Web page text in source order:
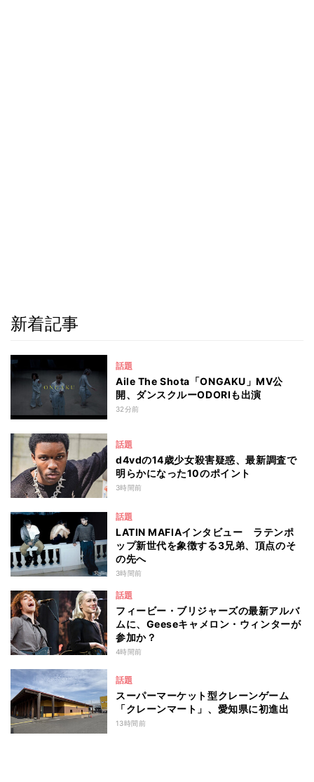
新着記事
話題
Aile The Shota「ONGAKU」MV公
開、ダンスクルーODORIも出演
32分前
話題
d4vdの14歳少女殺害疑惑、最新調査で
明らかになった10のポイント
3時間前
話題
LATIN MAFIAインタビュー ラテンポ
ップ新世代を象徴する3兄弟、頂点のそ
の先へ
3時間前
話題
フィービー・ブリジャーズの最新アルバ
ムに、Geeseキャメロン・ウィンターが
参加か？
4時間前
話題
スーパーマーケット型クレーンゲーム
「クレーンマート」、愛知県に初進出
13時間前